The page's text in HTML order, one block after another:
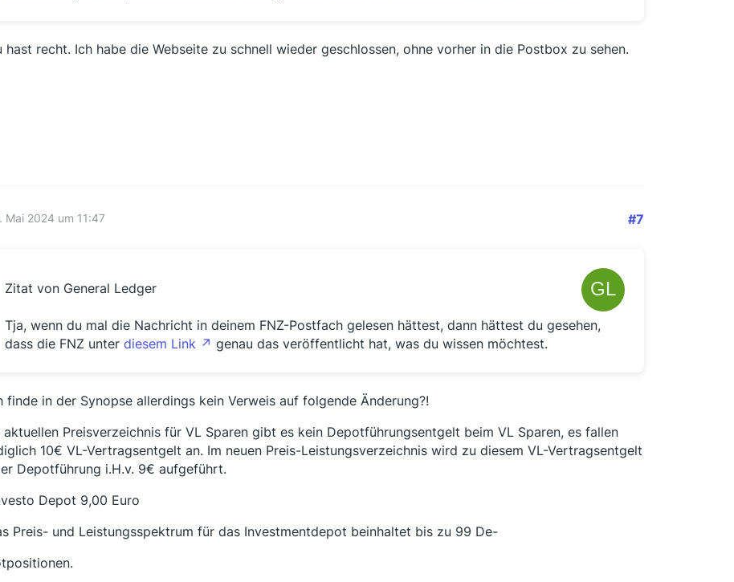
hast recht. Ich habe die Webseite zu schnell wieder geschlossen, ohne vorher in die Postbox zu sehen.
Mai 2024 um 11:47 #7
Zitat von General Ledger
Tja, wenn du mal die Nachricht in deinem FNZ-Postfach gelesen hättest, dann hättest du gesehen,
dass die FNZ unter diesem Link genau das veröffentlicht hat, was du wissen möchtest.
finde in der Synopse allerdings kein Verweis auf folgende Änderung?!
aktuellen Preisverzeichnis für VL Sparen gibt es kein Depotführungsentgelt beim VL Sparen, es fallen
10€ VL-Vertragsentgelt an. Im neuen Preis-Leistungsverzeichnis wird zu diesem VL-Vertragsentgelt
Depotführung i.H.v. 9€ aufgeführt.
Depot 9,00 Euro
Preis- und Leistungsspektrum für das Investmentdepot beinhaltet bis zu 99 De-